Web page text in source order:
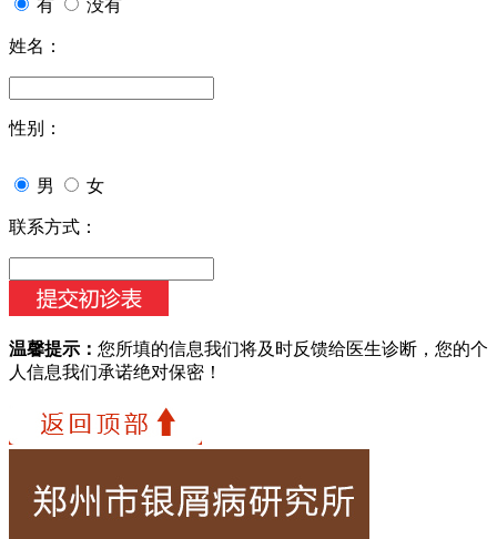
有 没有
姓名：
性别：
男 女
联系方式：
温馨提示： 您所填的信息我们将及时反馈给医生诊断，您的个
人信息我们承诺绝对保密！